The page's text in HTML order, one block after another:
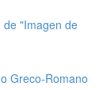
de "Imagen de
Greco-Romano